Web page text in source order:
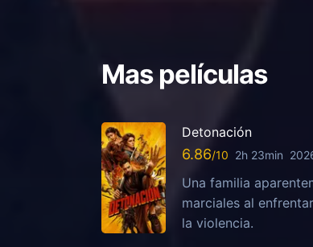
Mas películas
Detonación
6.86 2h 23min
Una familia
marciales al
la violencia.